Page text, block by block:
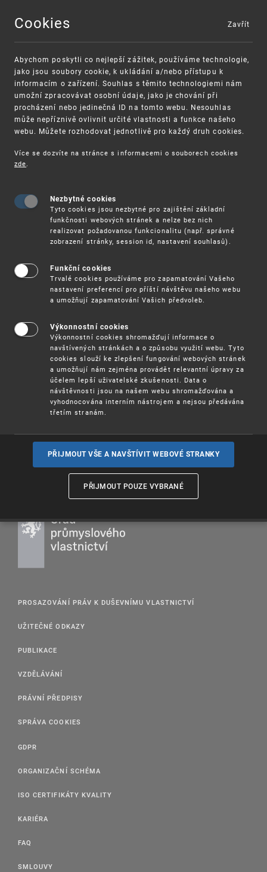
MENU
UPV
26. 10. – Online seminář: Databáze
„Madrid Monitor"
Úřad průmyslového vlastnictví pořádá pro
Madrid Monitor
. V průběhu semináře se
účastníci seznámí s obsahem a základními
funkcionalitami databáze.
Účast na semináři jezdarma .
Více informací(pdf, 145 kB)
REGISTRUJTE SE, prosím, prostřednictvím
systému „Semináře
PROSAZOVÁNÍ PRÁV K DUŠEVNÍMU VLASTNICTVÍ
UŽITEČNÉ ODKAZY
PUBLIKACE
VZDĚLÁVÁNÍ
PRÁVNÍ PŘEDPISY
SPRÁVA COOKIES
GDPR
ORGANIZAČNÍ SCHÉMA
ISO CERTIFIKÁTY KVALITY
KARIÉRA
FAQ
SMLOUVY
Cookies
Abychom poskytli co nejlepší zážitek, používáme technologie,
jako jsou soubory cookie, k ukládání a/nebo přístupu k
informacím o zařízení. Souhlas s těmito technologiemi nám
umožní zpracovávat osobní údaje, jako je chování při
procházení nebo jedinečná ID na tomto webu. Nesouhlas
může nepříznivě ovlivnit určité vlastnosti a funkce našeho
webu. Můžete rozhodovat jednotlivě pro každý druh cookies.
Více se dozvíte na stránce s informacemi o souborech cookies
zde.
Nezbytné cookies
Tyto cookies jsou nezbytné pro zajištění základní
funkčnosti webových stránek a nelze bez nich
realizovat požadovanou funkcionalitu (např. správné
zobrazení stránky, session id, nastavení souhlasů).
Funkční cookies
Trvalé cookies používáme pro zapamatování Vašeho
nastavení preferencí pro příští návštěvu našeho webu
a umožňují zapamatování Vašich předvoleb.
Výkonnostní cookies
Výkonnostní cookies shromažďují informace o
navštívených stránkách a o způsobu využití webu. Tyto
cookies slouží ke zlepšení fungování webových stránek
a umožňují nám zejména provádět relevantní úpravy za
účelem lepší uživatelské zkušenosti. Data o
návštěvnosti jsou na našem webu shromažďována a
vyhodnocována interním nástrojem a nejsou předávána
třetím stranám.
PŘIJMOUT VŠE A NAVŠTÍVIT WEBOVÉ STRANKY
PŘIJMOUT POUZE VYBRANÉ
Zavřít